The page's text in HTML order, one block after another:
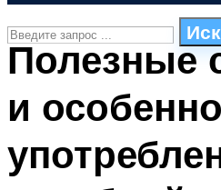
ПЛАВАНЬЕ ДЛЯ ДЕТЕЙ
БАССЕЙН ДЛЯ ДОМА
Полезные
и